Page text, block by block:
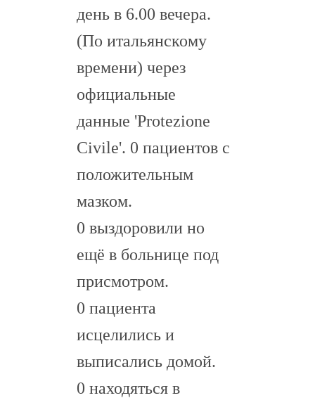
день в 6.00 вечера.
(По итальянскому
времени) через
официальные
данные 'Protezione
Civile'. 0 пациентов с
положительным
мазком.
0 выздоровили но
ещё в больнице под
присмотром.
0 пациента
исцелились и
выписались домой.
0 находяться в